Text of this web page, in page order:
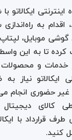
ایکالاتو
اقدام به
موبایل،
کرده تا به این
خدمات و
ایکالاتو نیاز
حضوری انجام
کالای
قرارداد با
کنید.